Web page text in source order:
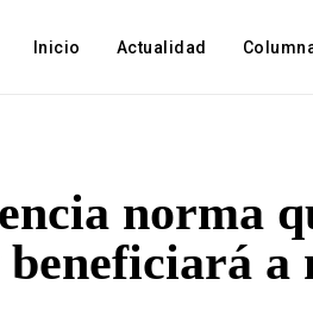
Inicio Actualidad
norma
a